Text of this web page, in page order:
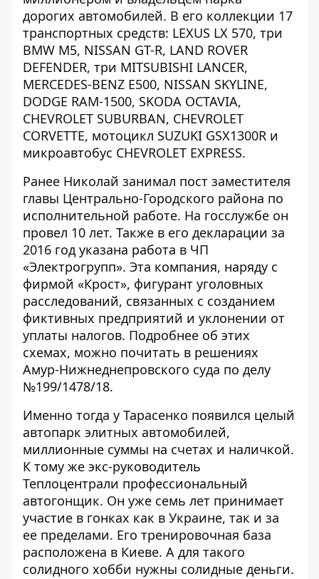
дорогих автомобилей. В его коллекции 17
транспортных средств: LEXUS LX 570, три
BMW M5, NISSAN GT-R, LAND ROVER
DEFENDER, три MITSUBISHI LANCER,
MERCEDES-BENZ E500, NISSAN SKYLINE,
DODGE RAM-1500, SKODA OCTAVIA,
CHEVROLET SUBURBAN, CHEVROLET
CORVETTE, мотоцикл SUZUKI GSX1300R и
микроавтобус CHEVROLET EXPRESS.
Ранее Николай занимал пост заместителя
главы Центрально-Городского района по
исполнительной работе. На госслужбе он
провел 10 лет. Также в его декларации за
2016 год указана работа в ЧП
«Электрогрупп». Эта компания, наряду с
фирмой «Крост», фигурант уголовных
расследований, связанных с созданием
фиктивных предприятий и уклонении от
уплаты налогов. Подробнее об этих
схемах, можно почитать в решениях
Амур-Нижнеднепровского суда по делу
№199/1478/18.
Именно тогда у Тарасенко появился целый
автопарк элитных автомобилей,
миллионные суммы на счетах и наличкой.
К тому же экс-руководитель
Теплоцентрали профессиональный
автогонщик. Он уже семь лет принимает
участие в гонках как в Украине, так и за
ее пределами. Его тренировочная база
расположена в Киеве. А для такого
солидного хобби нужны солидные деньги.